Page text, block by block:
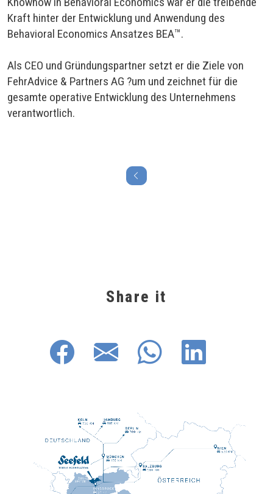
Kraft hinter der Entwicklung und Anwendung des
Behavioral Economics Ansatzes BEA™.
Als CEO und Gründungspartner setzt er die Ziele von
FehrAdvice & Partners AG ?um und zeichnet für die
gesamte operative Entwicklung des Unternehmens
verantwortlich.
Share it